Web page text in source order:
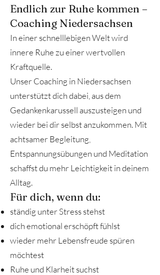
Endlich zur Ruhe kommen –
Coaching Niedersachsen
In einer schnelllebigen Welt wird
innere Ruhe zu einer wertvollen
Kraftquelle.
Unser Coaching in Niedersachsen
unterstützt dich dabei, aus dem
Gedankenkarussell auszusteigen und
wieder bei dir selbst anzukommen. Mit
achtsamer Begleitung,
Entspannungsübungen und Meditation
schaffst du mehr Leichtigkeit in deinem
Alltag.
Für dich, wenn du:
ständig unter Stress stehst
dich emotional erschöpft fühlst
wieder mehr Lebensfreude spüren
möchtest
Ruhe und Klarheit suchst